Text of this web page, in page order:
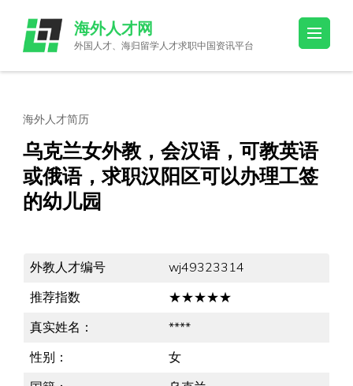
content
(Press
海外人才网
外国人才、海归留学人才求职中国资讯平台
海外人才简历
乌克兰女外教，会汉语，可教英语
或俄语，求职汉阳区可以办理工签
的幼儿园
外教人才编号
wj49323314
推荐指数
★★★★★
真实姓名：
****
性别：
女